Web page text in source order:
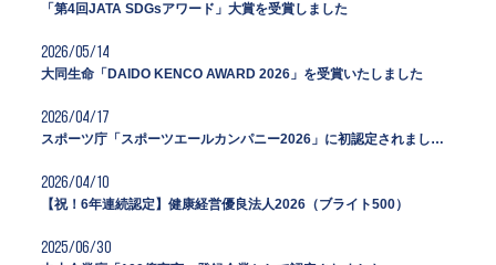
「第4回JATA SDGsアワード」大賞を受賞しました
2026/05/14
大同生命「DAIDO KENCO AWARD 2026」を受賞いたしました
2026/04/17
スポーツ庁「スポーツエールカンパニー2026」に初認定されました。
2026/04/10
【祝！6年連続認定】健康経営優良法人2026（ブライト500）
2025/06/30